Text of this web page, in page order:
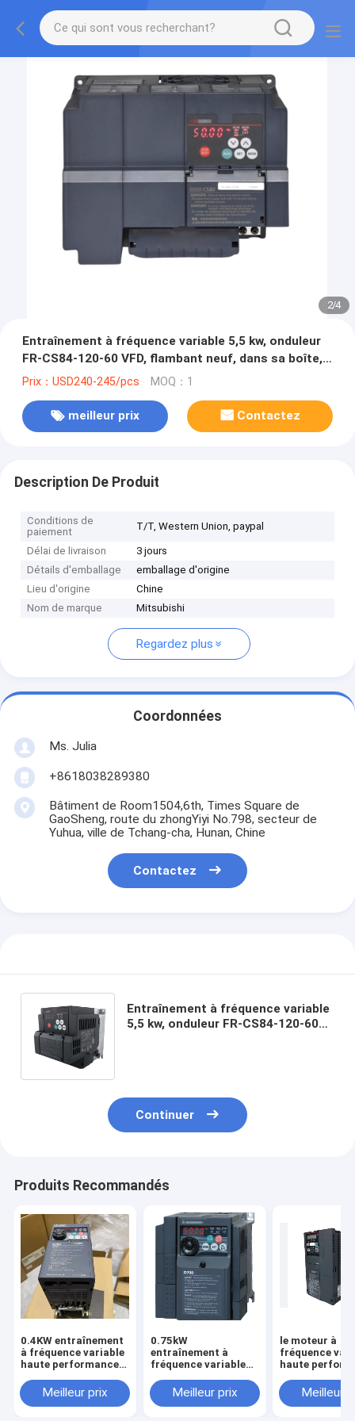
2/4
Entraînement à fréquence variable 5,5 kw, onduleur
FR-CS84-120-60 VFD, flambant neuf, dans sa boîte,
bon prix et quantité
Prix：USD240-245/pcs MOQ：1
meilleur prix Contactez
Description De Produit
Conditions de
paiement
T/T, Western Union, paypal
Délai de livraison
3 jours
Détails d'emballage
emballage d'origine
Lieu d'origine
Chine
Nom de marque
Mitsubishi
Regardez plus
Coordonnées
Ms. Julia
+8618038289380
Bâtiment de Room1504,6th, Times Square de
GaoSheng, route du zhongYiyi No.798, secteur de
Yuhua, ville de Tchang-cha, Hunan, Chine
Contactez
Entraînement à fréquence variable
5,5 kw, onduleur FR-CS84-120-60
Continuer
Produits Recommandés
0.4KW entraînement
à fréquence variable
haute performance
Inverseur VFD Tout
neuf dans la boîte
Meilleur prix
0.75kW
entraînement à
fréquence variable
FR-D720-0.75K
Inverteur VFD
Meilleur prix
le moteur à
fréquence
haute
Inverter VFD
neuf dans la
Meilleur